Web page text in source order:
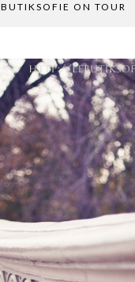
BUTIKSOFIE ON TOUR